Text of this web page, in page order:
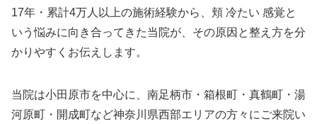
17年・累計4万人以上の施術経験から、頬 冷たい 感覚と
いう悩みに向き合ってきた当院が、その原因と整え方を分
かりやすくお伝えします。
当院は小田原市を中心に、南足柄市・箱根町・真鶴町・湯
河原町・開成町など神奈川県西部エリアの方々にご来院い